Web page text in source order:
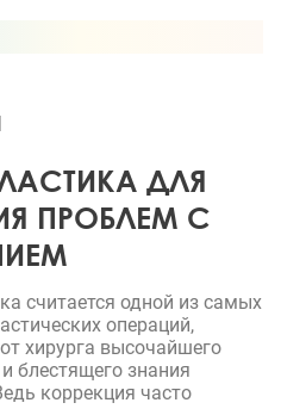
ДЛЯ
ПРОБЛЕМ С
считается одной из самых
операций,
хирурга высочайшего
блестящего знания
коррекция часто